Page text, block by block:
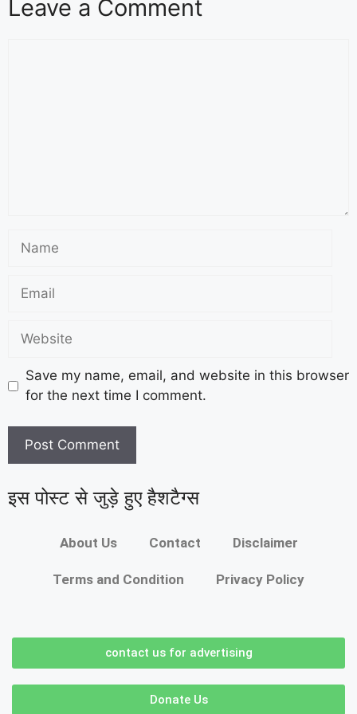
Leave a Comment
Save my name, email, and website in this browser
for the next time I comment.
इस पोस्ट से जुड़े हुए हैशटैग्स
About Us Contact Disclaimer
Terms and Condition Privacy Policy
contact us for advertising
Donate Us